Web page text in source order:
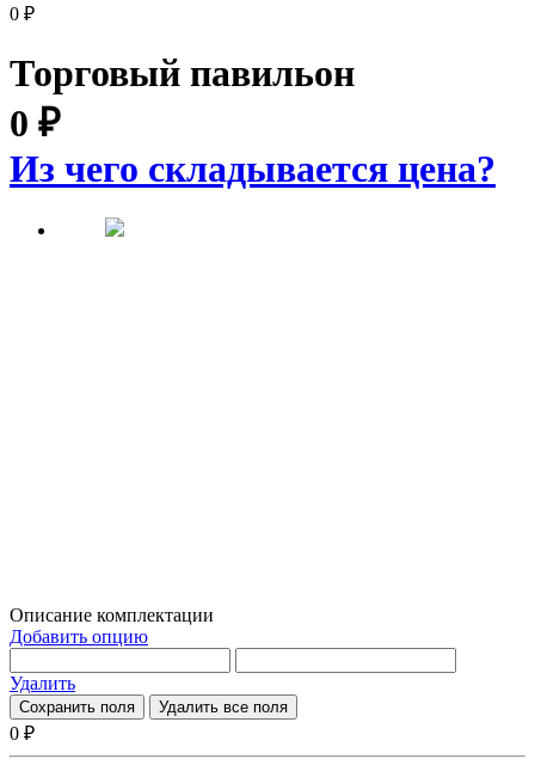
0 ₽
Торговый павильон
0 ₽
Из чего складывается цена?
Описание комплектации
Добавить опцию
Удалить
Сохранить поля Удалить все поля
0 ₽